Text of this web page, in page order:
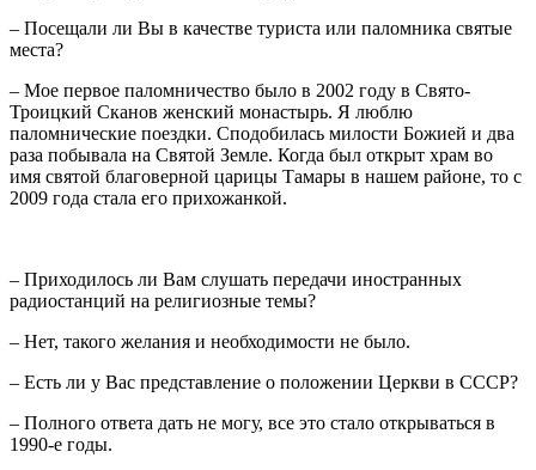
– Посещали ли Вы в качестве туриста или паломника святые
места?
– Мое первое паломничество было в 2002 году в Свято-
Троицкий Сканов женский монастырь. Я люблю
паломнические поездки. Сподобилась милости Божией и два
раза побывала на Святой Земле. Когда был открыт храм во
имя святой благоверной царицы Тамары в нашем районе, то с
2009 года стала его прихожанкой.
– Приходилось ли Вам слушать передачи иностранных
радиостанций на религиозные темы?
– Нет, такого желания и необходимости не было.
– Есть ли у Вас представление о положении Церкви в СССР?
– Полного ответа дать не могу, все это стало открываться в
1990-е годы.